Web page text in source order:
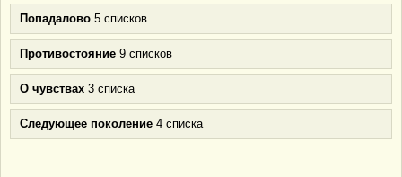
Попадалово 5 списков
Противостояние 9 списков
О чувствах 3 списка
Следующее поколение 4 списка